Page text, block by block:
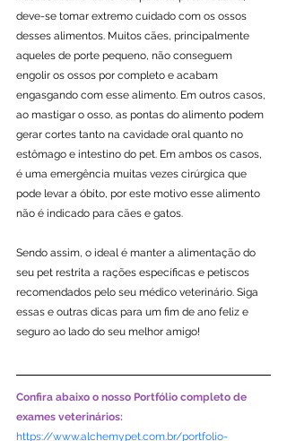
deve-se tomar extremo cuidado com os ossos
desses alimentos. Muitos cães, principalmente
aqueles de porte pequeno, não conseguem
engolir os ossos por completo e acabam
engasgando com esse alimento. Em outros casos,
ao mastigar o osso, as pontas do alimento podem
gerar cortes tanto na cavidade oral quanto no
estômago e intestino do pet. Em ambos os casos,
é uma emergência muitas vezes cirúrgica que
pode levar a óbito, por este motivo esse alimento
não é indicado para cães e gatos.
Sendo assim, o ideal é manter a alimentação do
seu pet restrita a rações específicas e petiscos
recomendados pelo seu médico veterinário. Siga
essas e outras dicas para um fim de ano feliz e
seguro ao lado do seu melhor amigo!
Confira abaixo o nosso Portfólio completo de
exames veterinários:
https://www.alchemypet.com.br/portfolio-